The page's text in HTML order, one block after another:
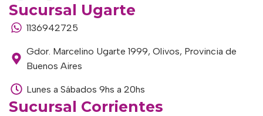
Sucursal Ugarte
1136942725
Gdor. Marcelino Ugarte 1999, Olivos, Provincia de
Buenos Aires
Lunes a Sábados 9hs a 20hs
Sucursal Corrientes